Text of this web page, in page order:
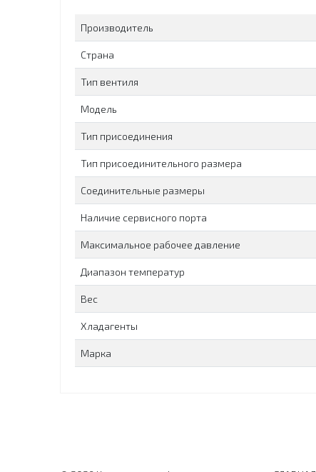
Производитель
Страна
Тип вентиля
Модель
Тип присоединения
Тип присоединительного размера
Соединительные размеры
Наличие сервисного порта
Максимальное рабочее давление
Диапазон температур
Вес
Хладагенты
Марка